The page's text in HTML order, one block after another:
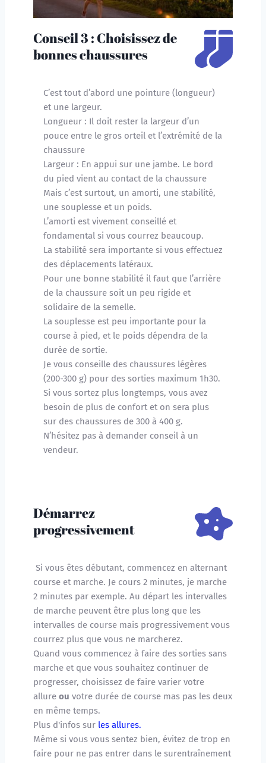
Conseil 3 : Choisissez de
bonnes chaussures
C’est tout d’abord une pointure (longueur)
et une largeur.
Longueur : Il doit rester la largeur d’un
pouce entre le gros orteil et l’extrémité de la
chaussure
Largeur : En appui sur une jambe. Le bord
du pied vient au contact de la chaussure
Mais c’est surtout, un amorti, une stabilité,
une souplesse et un poids.
L’amorti est vivement conseillé et
fondamental si vous courrez beaucoup.
La stabilité sera importante si vous effectuez
des déplacements latéraux.
Pour une bonne stabilité il faut que l’arrière
de la chaussure soit un peu rigide et
solidaire de la semelle.
La souplesse est peu importante pour la
course à pied, et le poids dépendra de la
durée de sortie.
Je vous conseille des chaussures légères
(200-300 g) pour des sorties maximum 1h30.
Si vous sortez plus longtemps, vous avez
besoin de plus de confort et on sera plus
sur des chaussures de 300 à 400 g.
N’hésitez pas à demander conseil à un
vendeur.
Démarrez
progressivement
course et marche. Je cours 2 minutes, je marche
2 minutes par exemple. Au départ les intervalles
de marche peuvent être plus long que les
intervalles de course mais progressivement vous
courrez plus que vous ne marcherez.
Quand vous commencez à faire des sorties sans
marche et que vous souhaitez continuer de
progresser, choisissez de faire varier votre
allure ou votre durée de course mas pas les deux
en même temps.
Plus d'infos sur les allures.
Même si vous vous sentez bien, évitez de trop en
faire pour ne pas entrer dans le surentraînement